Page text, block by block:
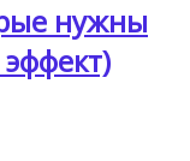
нужны